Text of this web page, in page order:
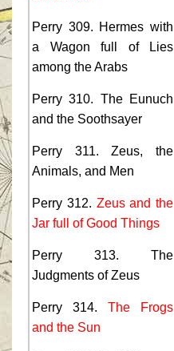
Perry 309. Hermes with
a Wagon full of Lies
among the Arabs
Perry 310. The Eunuch
and the Soothsayer
Perry 311. Zeus, the
Animals, and Men
Perry 312. Zeus and the
Jar full of Good Things
Perry 313. The
Judgments of Zeus
Perry 314. The Frogs
and the Sun